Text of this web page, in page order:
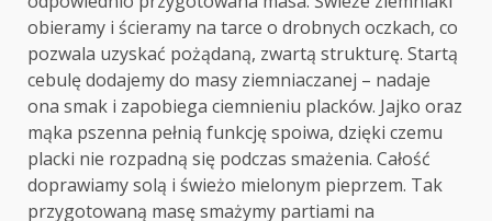
obieramy i ścieramy na tarce o drobnych oczkach, co
pozwala uzyskać pożądaną, zwartą strukturę. Startą
cebulę dodajemy do masy ziemniaczanej – nadaje
ona smak i zapobiega ciemnieniu placków. Jajko oraz
mąka pszenna pełnią funkcję spoiwa, dzięki czemu
placki nie rozpadną się podczas smażenia. Całość
doprawiamy solą i świeżo mielonym pieprzem. Tak
przygotowaną masę smażymy partiami na